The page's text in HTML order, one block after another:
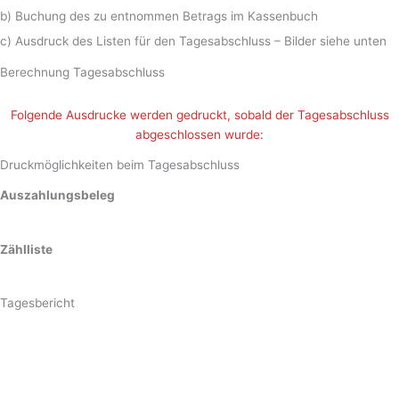
b) Buchung des zu entnommen Betrags im Kassenbuch
c) Ausdruck des Listen für den Tagesabschluss – Bilder siehe unten
Berechnung Tagesabschluss
Folgende Ausdrucke werden gedruckt, sobald der Tagesabschluss
abgeschlossen wurde:
Druckmöglichkeiten beim Tagesabschluss
Auszahlungsbeleg
Zählliste
Tagesbericht